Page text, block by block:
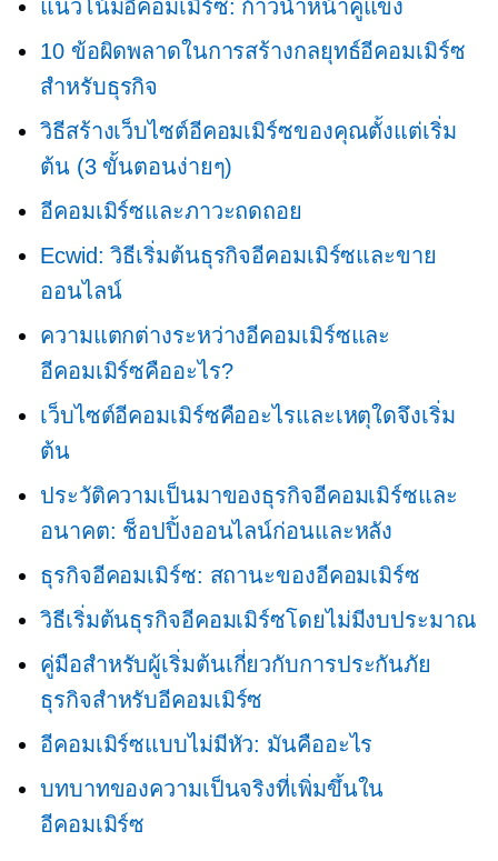
แนวโน้มอีคอมเมิร์ซ: ก้าวนำหน้าคู่แข่ง
10 ข้อผิดพลาดในการสร้างกลยุทธ์อีคอมเมิร์ซ
สำหรับธุรกิจ
วิธีสร้างเว็บไซต์อีคอมเมิร์ซของคุณตั้งแต่เริ่ม
ต้น (3 ขั้นตอนง่ายๆ)
อีคอมเมิร์ซและภาวะถดถอย
Ecwid: วิธีเริ่มต้นธุรกิจอีคอมเมิร์ซและขาย
ออนไลน์
ความแตกต่างระหว่างอีคอมเมิร์ซและ
อีคอมเมิร์ซคืออะไร?
เว็บไซต์อีคอมเมิร์ซคืออะไรและเหตุใดจึงเริ่ม
ต้น
ประวัติความเป็นมาของธุรกิจอีคอมเมิร์ซและ
อนาคต: ช็อปปิ้งออนไลน์ก่อนและหลัง
ธุรกิจอีคอมเมิร์ซ: สถานะของอีคอมเมิร์ซ
วิธีเริ่มต้นธุรกิจอีคอมเมิร์ซโดยไม่มีงบประมาณ
คู่มือสำหรับผู้เริ่มต้นเกี่ยวกับการประกันภัย
ธุรกิจสำหรับอีคอมเมิร์ซ
อีคอมเมิร์ซแบบไม่มีหัว: มันคืออะไร
บทบาทของความเป็นจริงที่เพิ่มขึ้นใน
อีคอมเมิร์ซ